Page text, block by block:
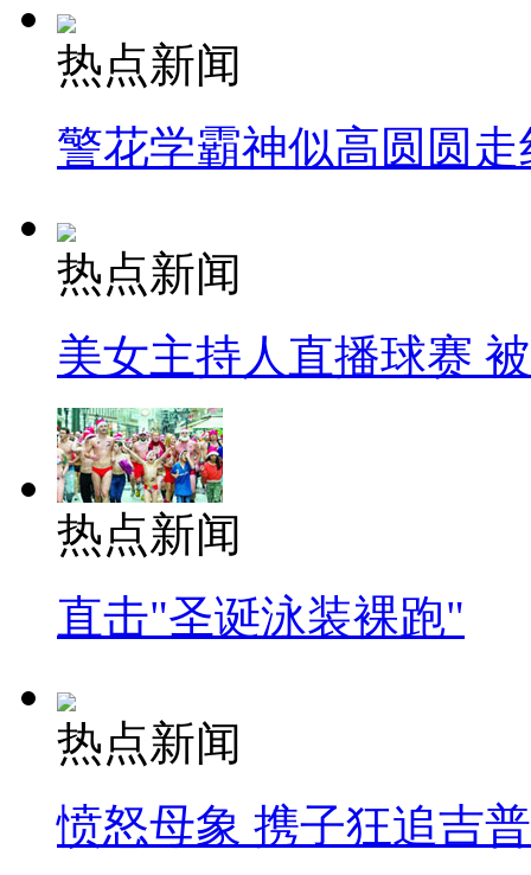
热点新闻
警花学霸神似高圆圆走
热点新闻
美女主持人直播球赛
热点新闻
直击"圣诞泳装裸跑"
热点新闻
愤怒母象 携子狂追吉